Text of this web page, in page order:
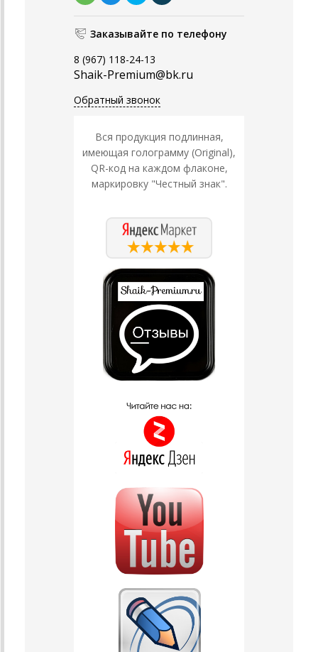
Заказывайте по телефону
8 (967) 118-24-13
Shaik-Premium@bk.ru
Обратный звонок
Вся продукция подлинная,
имеющая голограмму (Original),
QR-код на каждом флаконе,
маркировку "Честный знак".